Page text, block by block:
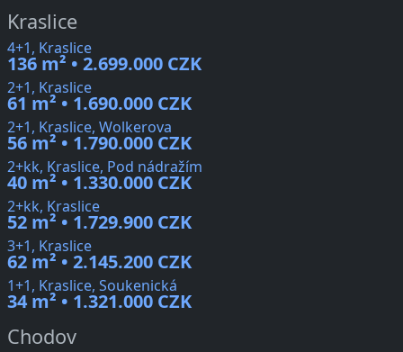
Kraslice
4+1, Kraslice
136 m² • 2.699.000 CZK
2+1, Kraslice
61 m² • 1.690.000 CZK
2+1, Kraslice, Wolkerova
56 m² • 1.790.000 CZK
2+kk, Kraslice, Pod nádražím
40 m² • 1.330.000 CZK
2+kk, Kraslice
52 m² • 1.729.900 CZK
3+1, Kraslice
62 m² • 2.145.200 CZK
1+1, Kraslice, Soukenická
34 m² • 1.321.000 CZK
Chodov